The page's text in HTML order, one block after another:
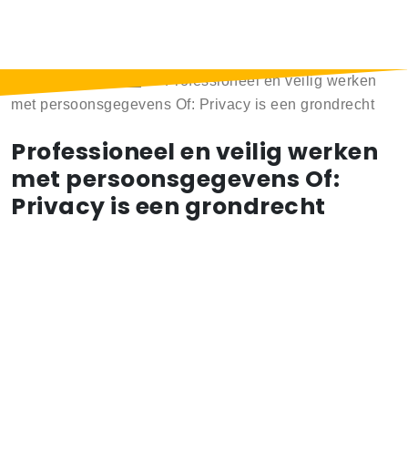
Professioneel en veilig werken
met persoonsgegevens Of: Privacy is een grondrecht
Professioneel en veilig werken
met persoonsgegevens Of:
Privacy is een grondrecht